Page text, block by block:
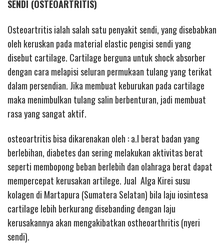
SENDI (OSTEOARTRITIS)
Osteoartritis ialah salah satu penyakit sendi, yang disebabkan
oleh keruskan pada material elastic pengisi sendi yang
disebut cartilage. Cartilage berguna untuk shock absorber
dengan cara melapisi seluran permukaan tulang yang terikat
dalam persendian. Jika membuat keburukan pada cartilage
maka menimbulkan tulang salin berbenturan, jadi membuat
rasa yang sangat aktif.
osteoartritis bisa dikarenakan oleh : a.l berat badan yang
berlebihan, diabetes dan sering melakukan aktivitas berat
seperti membopong beban berlebih dan olahraga berat dapat
mempercepat kerusakan artilege. Jual Alga Kirei susu
kolagen di Martapura (Sumatera Selatan) bila laju iosintesa
cartilage lebih berkurang disebanding dengan laju
kerusakannya akan mengakibatkan ostheoarthritis (nyeri
sendi).